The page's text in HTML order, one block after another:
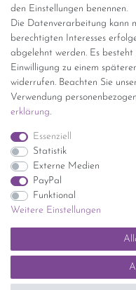
den Einstellungen benennen.
Die Datenverarbeitung kann
berechtigten Interesses
abgelehnt werden. Es
Einwilligung zu einem
widerrufen. Beachten Sie unser
Verwendung
erklärung.
Essenziell
Statistik
Externe Medien
PayPal
Funktional
Weitere Einstellungen
kostenfreie Lieferung ab 150
Deutschlands)
Übersicht Internationale
Wir kaufen an
Sie haben zuviel Porzellan im
Einfach unverbindliches
*Endpreis inkl. MwSt.
UStG der
Mehrwertsteuer
Impressum
Vertrag